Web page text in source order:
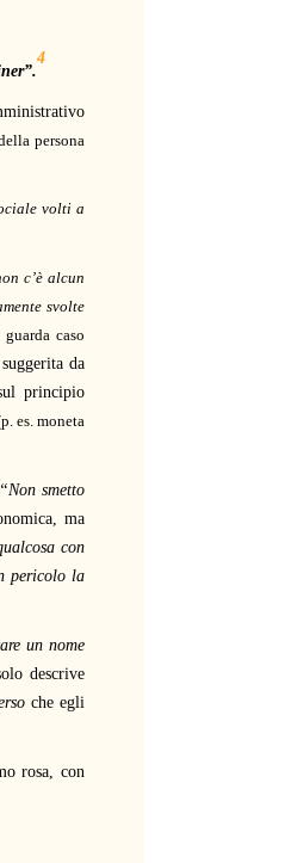
4
persona
volti a
c’è alcun
svolte
caso
da
principio
es. moneta
“Non smetto
ma
con
pericolo la
un nome
descrive
che egli
rosa, con